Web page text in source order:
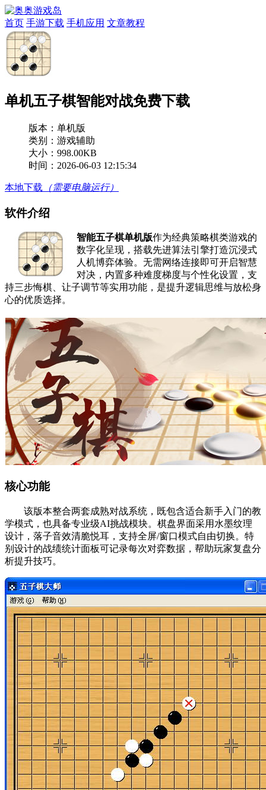
首页 手游下载 手机应用 文章教程
单机五子棋智能对战免费下载
版本： 单机版
类别：游戏辅助
大小：998.00KB
时间：2026-06-03 12:15:34
本地下载 （需要电脑运行）
软件介绍
智能五子棋单机版作为经典策略棋类游戏的
数字化呈现，搭载先进算法引擎打造沉浸式
人机博弈体验。无需网络连接即可开启智慧
对决，内置多种难度梯度与个性化设置，支
持三步悔棋、让子调节等实用功能，是提升逻辑思维与放松身
心的优质选择。
核心功能
该版本整合两套成熟对战系统，既包含适合新手入门的教
学模式，也具备专业级AI挑战模块。棋盘界面采用水墨纹理
设计，落子音效清脆悦耳，支持全屏/窗口模式自由切换。特
别设计的战绩统计面板可记录每次对弈数据，帮助玩家复盘分
析提升技巧。